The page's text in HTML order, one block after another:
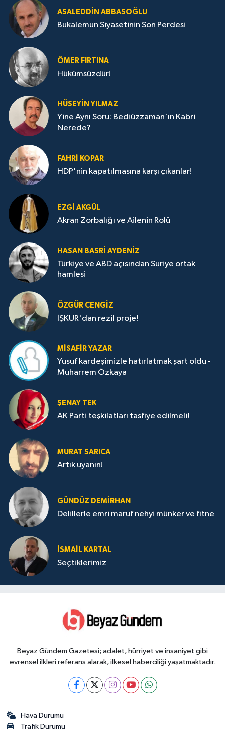
ASALEDDIN ABBASOĞLU
Bukalemun Siyasetinin Son Perdesi
ÖMER FIRTINA
Hükümsüzdür!
HÜSEYIN YILMAZ
Yine Aynı Soru: Bediüzzaman'ın Kabri
Nerede?
FAHRI KOPAR
HDP'nin kapatılmasına karşı çıkanlar!
EZGI AKGÜL
Akran Zorbalığı ve Ailenin Rolü
HASAN BASRI AYDENIZ
Türkiye ve ABD açısından Suriye ortak
hamlesi
ÖZGÜR CENGIZ
İŞKUR'dan rezil proje!
MISAFIR YAZAR
Yusuf kardeşimizle hatırlatmak şart oldu -
Muharrem Özkaya
ŞENAY TEK
AK Parti teşkilatları tasfiye edilmeli!
MURAT SARICA
Artık uyanın!
GÜNDÜZ DEMIRHAN
Delillerle emri maruf nehyi münker ve fitne
İSMAIL KARTAL
Seçtiklerimiz
Beyaz Gündem Gazetesi; adalet, hürriyet ve insaniyet gibi
evrensel ilkleri referans alarak, ilkesel haberciliği yaşatmaktadır.
Hava Durumu
Trafik Durumu